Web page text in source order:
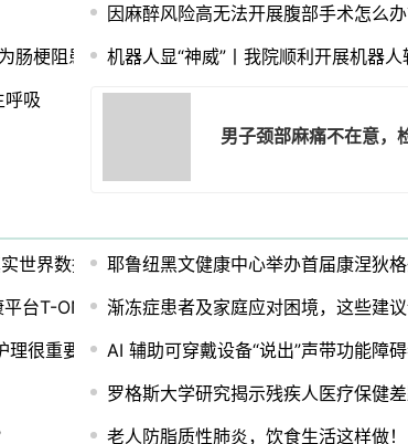
因麻醉风险高无法开展腹部手术怎么
肠梗阻患者解除病痛机器人显“神威”丨我院顺利开展机器
呼吸
男子颈部麻痛不在意，
世界数据、影响分析及未来趋势
耶鲁纽黑文健康中心举办首届康涅狄
台T-ON以扩展全球影响力
渐冻症患者及家庭应对困境，这些建议
理很重要！ AI 辅助可穿戴设备“说出”声带功能障
罗格斯大学研究揭示残疾人医疗保健
老人防脂质性肺炎，饮食生活这样做！